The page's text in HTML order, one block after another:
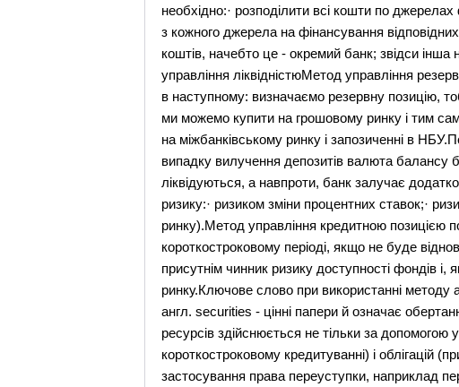
необхідно:· розподілити всі кошти по
з кожного джерела на фінансування
коштів, начебто це - окремий банк; звідси інша
управління ліквідністюМетод управління
в наступному: визначаємо резервну позицію,
ми можемо купити на грошовому ринку і тим
на міжбанківському ринку і запозиченні в
випадку вилучення депозитів валюта
ліквідуються, а навпроти, банк залучає
ризику:· ризиком зміни процентних ставок;·
ринку).Метод управління кредитною позицією
короткостроковому періоді, якщо не буде
присутнім чинник ризику доступності фондів
ринку.Ключове слово при використанні методу
англ. securities - цінні папери й означає
ресурсів здійснюється не тільки за
короткостроковому кредитуванні) і облігацій
застосування права переуступки, наприклад